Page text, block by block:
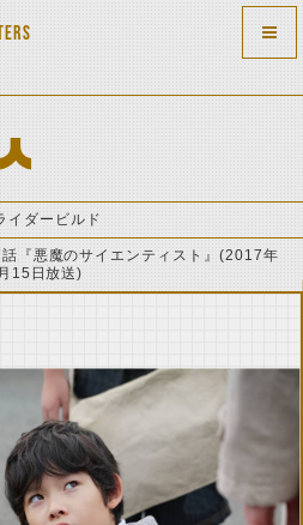
イダービルド
『悪魔のサイエンティスト』(2017年
15日放送)